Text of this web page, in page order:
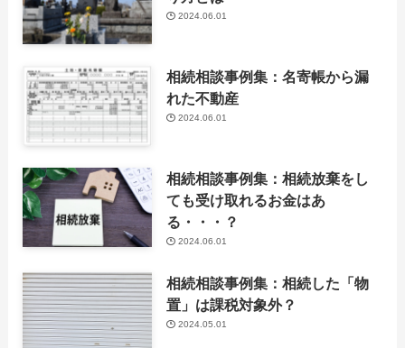
2024.06.01
相続相談事例集：名寄帳から漏
れた不動産
2024.06.01
相続相談事例集：相続放棄をし
ても受け取れるお金はあ
る・・・？
2024.06.01
相続相談事例集：相続した「物
置」は課税対象外？
2024.05.01